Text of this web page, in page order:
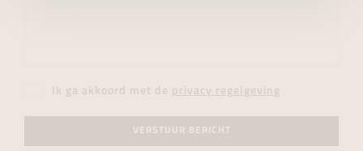
Ik ga akkoord met de privacy regelgeving
VERSTUUR BERICHT